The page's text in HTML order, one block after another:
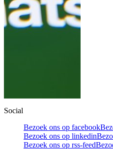
Social
Bezoek ons op facebook
Bezoek ons op linkedin
Bezoek ons op rss-feed